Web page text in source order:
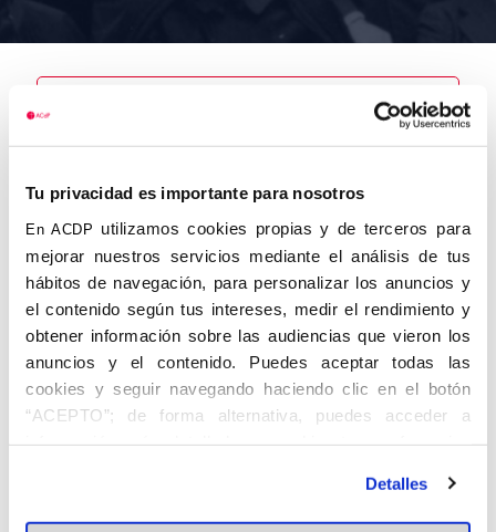
Tu privacidad es importante para nosotros
En ACDP utilizamos cookies propias y de terceros para
mejorar nuestros servicios mediante el análisis de tus
hábitos de navegación, para personalizar los anuncios y
el contenido según tus intereses, medir el rendimiento y
obtener información sobre las audiencias que vieron los
anuncios y el contenido. Puedes aceptar todas las
cookies y seguir navegando haciendo clic en el botón
“ACEPTO”; de forma alternativa, puedes acceder a
información más detallada y cambiar tus preferencias
en el botón "Personalizar". Para más información puedes
visitar nuestra Política de Cookies
Detalles
Vicente, Pérez
Laborda
Autor
Centro de
adscripción
Fecha de
nacimiento
28/08/1900
Lugar de
Fecha de
defunción
Lugar de
defunción